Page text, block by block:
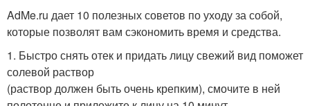
AdMe.ru дает 10 полезных советов по уходу за собой,
которые позволят вам сэкономить время и средства.
1. Быстро снять отек и придать лицу свежий вид поможет
солевой раствор
(раствор должен быть очень крепким), смочите в ней